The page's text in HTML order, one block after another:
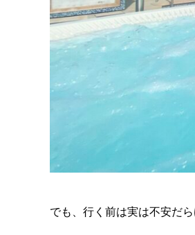
でも、行く前は実は不安だ